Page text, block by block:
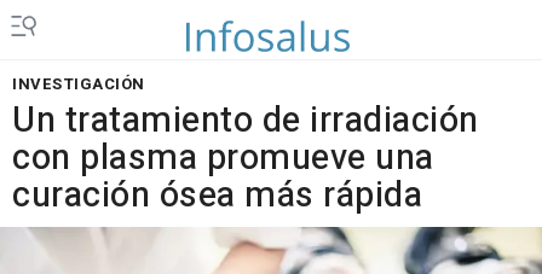
INVESTIGACIÓN
Un tratamiento de irradiación
con plasma promueve una
curación ósea más rápida